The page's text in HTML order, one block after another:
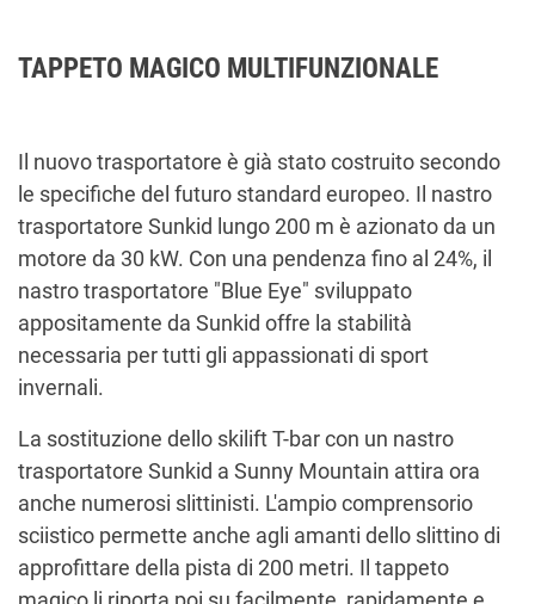
TAPPETO MAGICO MULTIFUNZIONALE
Il nuovo trasportatore è già stato costruito secondo
le specifiche del futuro standard europeo. Il nastro
trasportatore Sunkid lungo 200 m è azionato da un
motore da 30 kW. Con una pendenza fino al 24%, il
nastro trasportatore "Blue Eye" sviluppato
appositamente da Sunkid offre la stabilità
necessaria per tutti gli appassionati di sport
invernali.
La sostituzione dello skilift T-bar con un nastro
trasportatore Sunkid a Sunny Mountain attira ora
anche numerosi slittinisti. L'ampio comprensorio
sciistico permette anche agli amanti dello slittino di
approfittare della pista di 200 metri. Il tappeto